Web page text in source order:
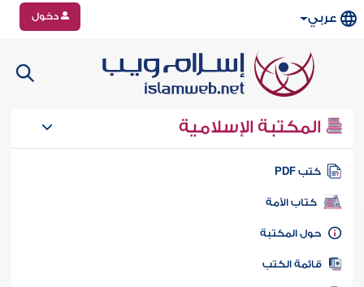
عربي دخول
المكتبة الإسلامية
كتب PDF
كتاب الأمة
المكتبة